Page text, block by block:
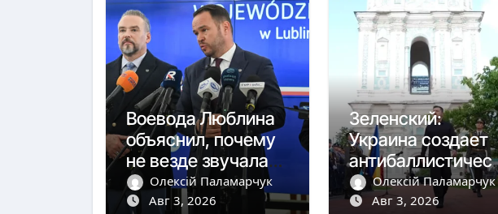
Воевода Люблина
объяснил, почему
не везде звучала
тревога
Олексій Паламарчук
Авг 3, 2026
Зеленский:
Украина создает
ю систему
с Европой
Олексій Паламарчук
Авг 3, 2026